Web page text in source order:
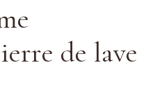
de lave